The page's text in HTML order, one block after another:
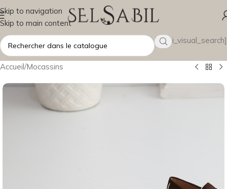
Skip to navigation
Skip to main content
[wsbi_visual_search]
Accueil/Mocassins